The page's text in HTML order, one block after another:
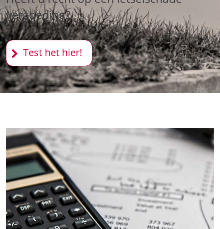
vergoeding?
Test het hier!